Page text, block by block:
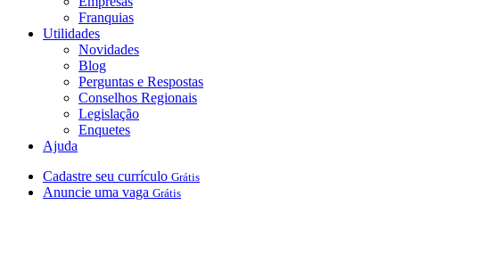
Franquias
Utilidades
Novidades
Blog
Perguntas e Respostas
Conselhos Regionais
Legislação
Enquetes
Ajuda
Cadastre seu currículo Grátis
Anuncie uma vaga Grátis